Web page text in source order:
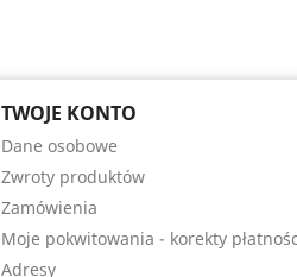
TWOJE KONTO
Dane osobowe
Zwroty produktów
Zamówienia
Moje pokwitowania - korekty
Adresy